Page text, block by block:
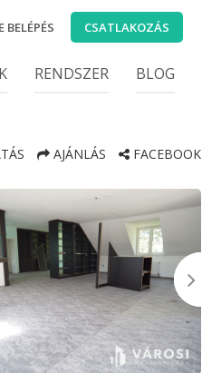
BELÉPÉS CSATLAKOZÁS
RENDSZER BLOG
AJÁNLÁS FACEBOOK